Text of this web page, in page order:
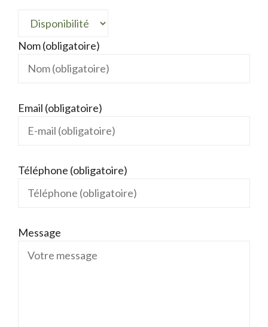
Nom (obligatoire)
Email (obligatoire)
Téléphone (obligatoire)
Message